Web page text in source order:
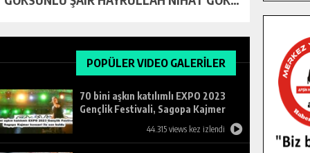
POPÜLER VIDEO GALERİLER
70 bini aşkın katılımlı EXPO 2023
Gençlik Festivali, Sagopa Kajmer
44.315 views kez izlendi